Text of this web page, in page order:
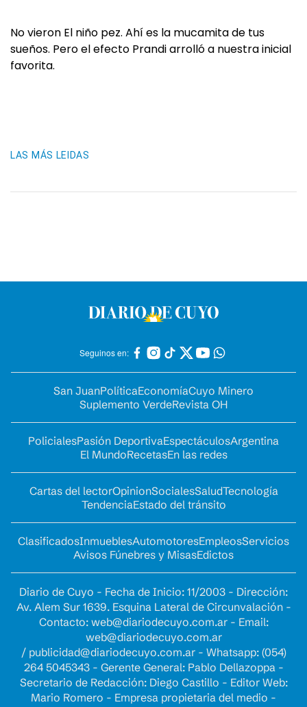
No vieron El niño pez. Ahí es la mucamita de tus
sueños. Pero el efecto Prandi arrolló a nuestra inicial
favorita.
LAS MÁS LEIDAS
Seguinos en:
San JuanPolíticaEconomíaCuyo Minero
Suplemento VerdeRevista OH
PolicialesPasión DeportivaEspectáculosArgentina
El MundoRecetasEn las redes
Cartas del lectorOpinionSocialesSaludTecnología
TendenciaEstado del tránsito
ClasificadosInmueblesAutomotoresEmpleosServicios
Avisos Fúnebres y MisasEdictos
Diario de Cuyo - Fecha de Inicio: 11/2003 - Dirección:
Av. Alem Sur 1639. Esquina Lateral de Circunvalación -
Contacto: web@diariodecuyo.com.ar- Email:
web@diariodecuyo.com.ar
/ publicidad@diariodecuyo.com.ar- Whatsapp: (054)
264 5045343 - Gerente General: Pablo Dellazoppa -
Secretario de Redacción: Diego Castillo - Editor Web:
Mario Romero - Empresa propietaria del medio -